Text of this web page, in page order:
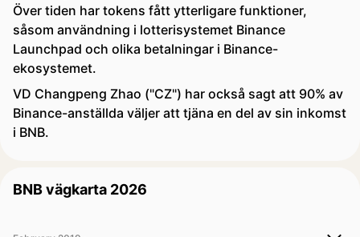
Över tiden har tokens fått ytterligare funktioner,
såsom användning i lotterisystemet Binance
Launchpad och olika betalningar i Binance-
ekosystemet.
VD Changpeng Zhao ("CZ") har också sagt att 90% av
Binance-anställda väljer att tjäna en del av sin inkomst
i BNB.
BNB vägkarta 2026